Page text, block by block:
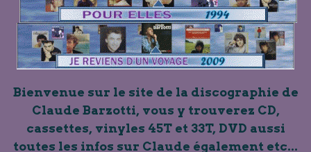
Bienvenue sur le site de la discographie de
Claude Barzotti, vous y trouverez CD,
cassettes, vinyles 45T et 33T, DVD aussi
toutes les infos sur Claude également etc...